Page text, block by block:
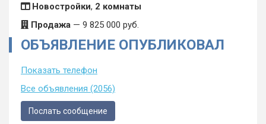
Новостройки, 2 комнаты
Продажа — 9 825 000 руб.
ОБЪЯВЛЕНИЕ ОПУБЛИКОВАЛ
Показать телефон
Все объявления (2056)
Послать сообщение